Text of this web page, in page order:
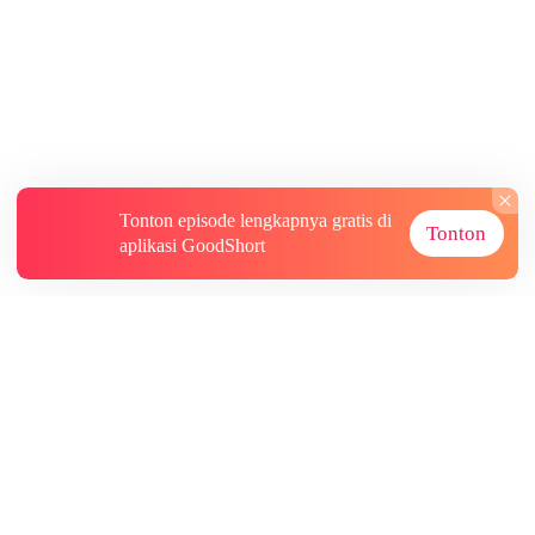
Tonton episode lengkapnya gratis di
aplikasi GoodShort
Tonton